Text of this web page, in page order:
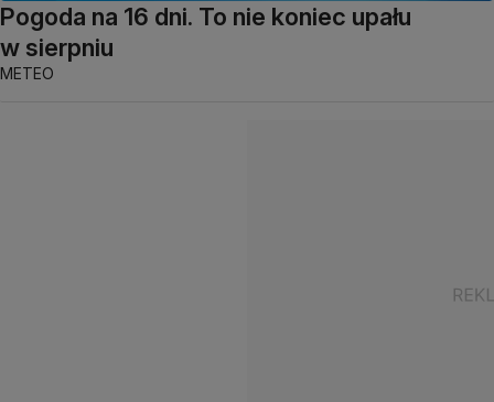
Pogoda na 16 dni. To nie koniec upału
w sierpniu
METEO